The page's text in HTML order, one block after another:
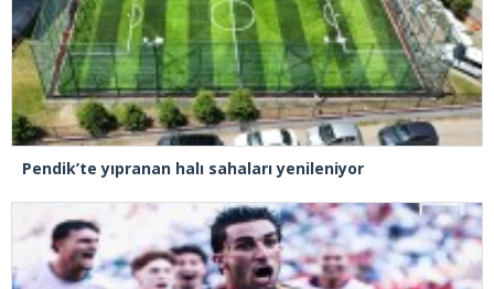
Pendik’te yıpranan halı sahaları yenileniyor